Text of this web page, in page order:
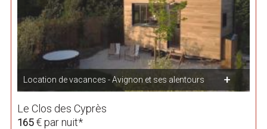
Location de vacances - Avignon et ses alentours
Le Clos des Cyprès
165€ par nuit*